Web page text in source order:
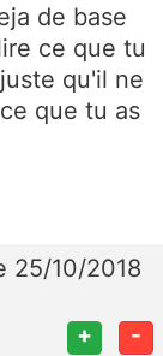
de base
ce que tu
qu'il ne
que tu as
25/10/2018
+ -